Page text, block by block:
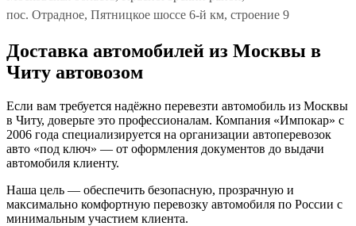
пос. Отрадное, Пятницкое шоссе 6-й км, строение 9
Доставка автомобилей из Москвы в
Читу автовозом
Если вам требуется надёжно перевезти автомобиль из Москвы
в Читу, доверьте это профессионалам. Компания «Импокар» с
2006 года специализируется на организации автоперевозок
авто «под ключ» — от оформления документов до выдачи
автомобиля клиенту.
Наша цель — обеспечить безопасную, прозрачную и
максимально комфортную перевозку автомобиля по России с
минимальным участием клиента.